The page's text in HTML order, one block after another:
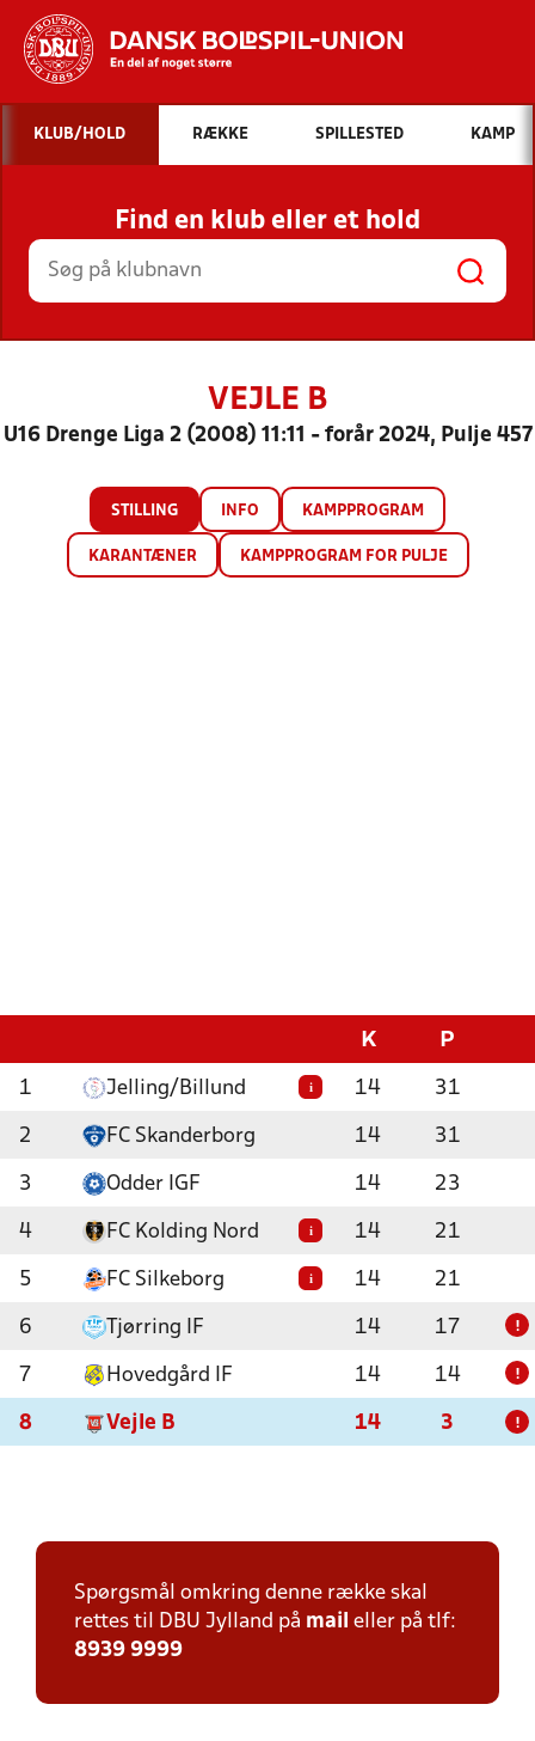
Hvad vil du søge efter?
INDHOLD OG NYHEDER
STILLINGER, RESULTATER, KLUBBER OG
HOLD
KLUB/HOLD RÆKKE SPILLESTED KAMP
Find en klub eller et hold
VEJLE B
U16 Drenge Liga 2 (2008) 11:11 - forår 2024, Pulje 457
STILLING INFO KAMPPROGRAM
KARANTÆNER KAMPPROGRAM FOR PULJE
K P
1 Jelling/Billund i 14 31
2 FC Skanderborg 14 31
3 Odder IGF 14 23
4 FC Kolding Nord i 14 21
5 FC Silkeborg i 14 21
6 Tjørring IF 14 17 !
7 Hovedgård IF 14 14 !
8 Vejle B 14 3 !
Spørgsmål omkring denne række skal
rettes til DBU Jylland på mail eller på tlf:
8939 9999